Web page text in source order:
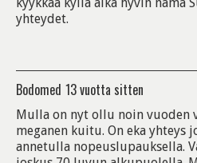
yhteydet.
Bodomed 13 vuotta sitten
Mulla on nyt ollu noin vuoden
meganen kuitu. On eka
annetulla nopeuslupauksella.